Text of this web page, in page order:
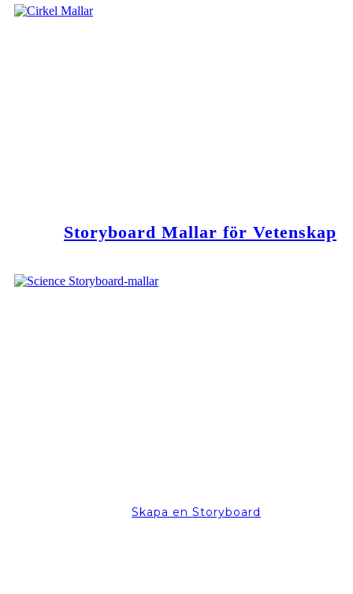
Storyboard Mallar för Vetenskap
Skapa en Storyboard